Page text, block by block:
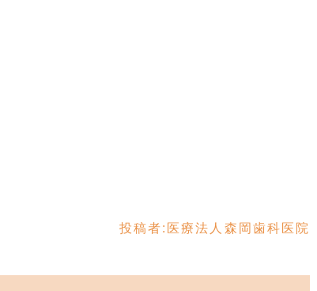
投稿者: 医療法人森岡歯科医院